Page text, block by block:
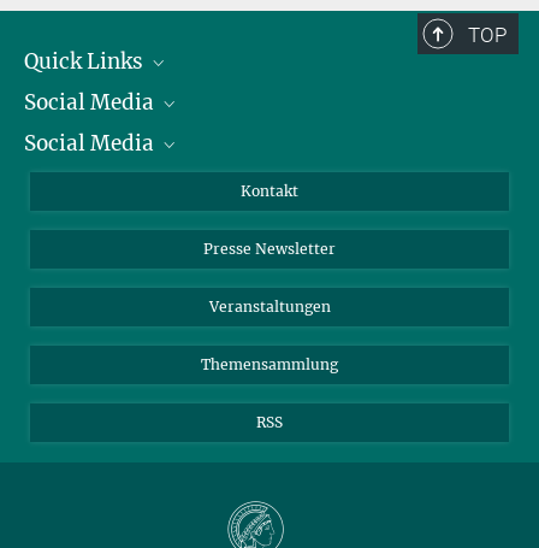
TOP
Quick Links
Präsident
Zahlen und Fakten
Social Media
Bluesky
TikTok
Social Media
Instagram
YouTube
Kontakt
Presse Newsletter
Veranstaltungen
Themensammlung
RSS